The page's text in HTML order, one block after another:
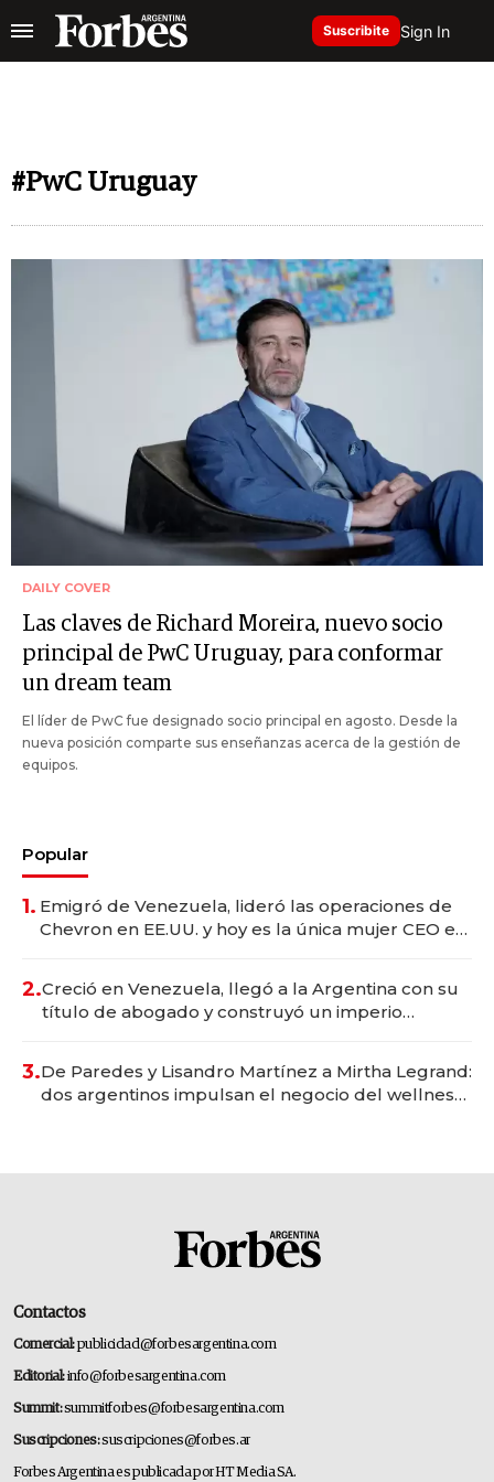
Suscribite Sign In
#PwC Uruguay
DAILY COVER
Las claves de Richard Moreira, nuevo socio
principal de PwC Uruguay, para conformar
un dream team
El líder de PwC fue designado socio principal en agosto. Desde la
nueva posición comparte sus enseñanzas acerca de la gestión de
equipos.
Popular
1. Emigró de Venezuela, lideró las operaciones de
Chevron en EE.UU. y hoy es la única mujer CEO en
2.Creció en Venezuela, llegó a la Argentina con su
título de abogado y construyó un imperio
3.De Paredes y Lisandro Martínez a Mirtha Legrand:
dos argentinos impulsan el negocio del wellness
Contactos
Comercial:publicidad@forbesargentina.com
Editorial:info@forbesargentina.com
Summit:summitforbes@forbesargentina.com
Suscripciones:suscripciones@forbes.ar
Forbes Argentina es publicada por HT Media SA.